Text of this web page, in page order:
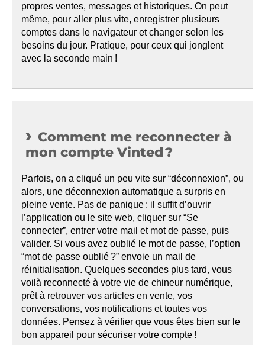
propres ventes, messages et historiques. On peut
même, pour aller plus vite, enregistrer plusieurs
comptes dans le navigateur et changer selon les
besoins du jour. Pratique, pour ceux qui jonglent
avec la seconde main !
Comment me reconnecter à
mon compte Vinted ?
Parfois, on a cliqué un peu vite sur “déconnexion”, ou
alors, une déconnexion automatique a surpris en
pleine vente. Pas de panique : il suffit d’ouvrir
l’application ou le site web, cliquer sur “Se
connecter”, entrer votre mail et mot de passe, puis
valider. Si vous avez oublié le mot de passe, l’option
“mot de passe oublié ?” envoie un mail de
réinitialisation. Quelques secondes plus tard, vous
voilà reconnecté à votre vie de chineur numérique,
prêt à retrouver vos articles en vente, vos
conversations, vos notifications et toutes vos
données. Pensez à vérifier que vous êtes bien sur le
bon appareil pour sécuriser votre compte !